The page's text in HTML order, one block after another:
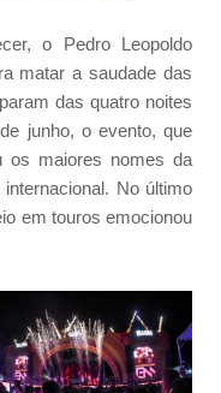
o Pedro Leopoldo
matar a saudade das
das quatro noites
junho, o evento, que
os maiores nomes da
No último
em touros emocionou